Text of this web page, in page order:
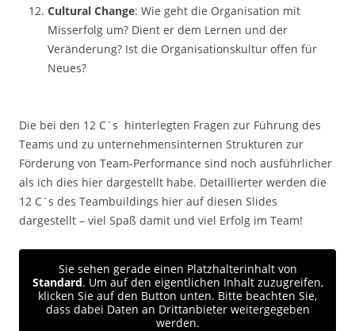
Cultural Change: Wie geht die Organisation mit
Misserfolg um? Dient er dem Lernen und der
Veränderung? Ist die Organisationskultur offen für
Neues?
Die bei den 12 C´s hinterlegten Fragen zur Führung des
Teams und zu unternehmensinternen Strukturen zur
Förderung von Team-Performance sind noch ausführlicher
als ich dies hier dargestellt habe. Detaillierter werden die
12 C´s des Teambuildings hier auf diesen Slides
dargestellt – viel Spaß damit und viel Erfolg im Team!
Sie sehen gerade einen Platzhalterinhalt von
Standard. Um auf den eigentlichen Inhalt zuzugreifen,
klicken Sie auf den Button unten. Bitte beachten Sie,
dass dabei Daten an Drittanbieter weitergegeben
werden.